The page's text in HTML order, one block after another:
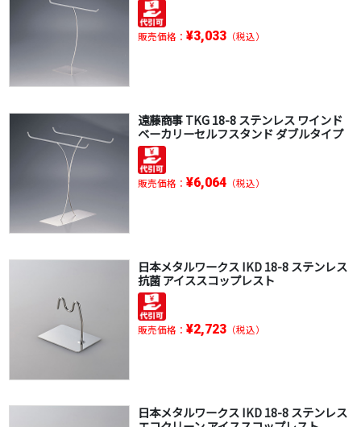
販売価格： ¥3,033（税込）
遠藤商事 TKG 18-8 ステンレス ワインド
ベーカリーセルフスタンド ダブルタイプ
販売価格： ¥6,064（税込）
日本メタルワークス IKD 18-8 ステンレス
抗菌 アイススコップレスト
販売価格： ¥2,723（税込）
日本メタルワークス IKD 18-8 ステンレス